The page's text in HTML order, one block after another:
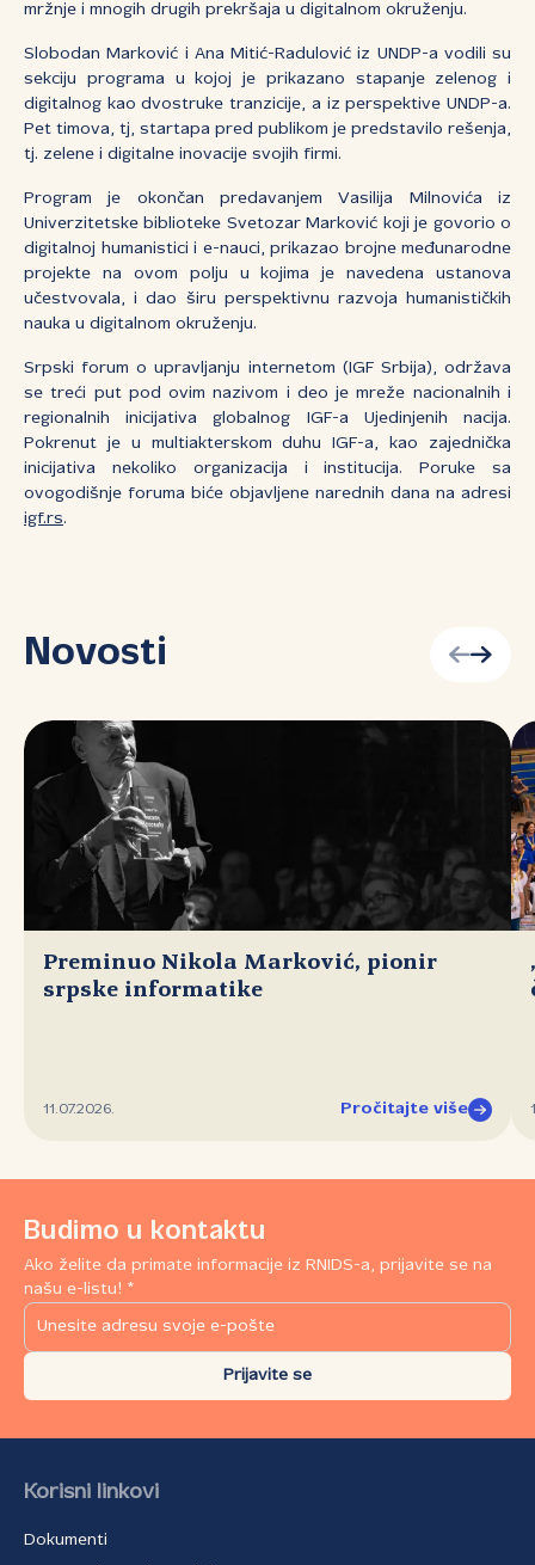
mržnje i mnogih drugih prekršaja u digitalnom okruženju.
Slobodan Marković i Ana Mitić-Radulović iz UNDP-a vodili su
sekciju programa u kojoj je prikazano stapanje zelenog i
digitalnog kao dvostruke tranzicije, a iz perspektive UNDP-a.
Pet timova, tj, startapa pred publikom je predstavilo rešenja,
tj. zelene i digitalne inovacije svojih firmi.
Program je okončan predavanjem Vasilija Milnovića iz
Univerzitetske biblioteke Svetozar Marković koji je govorio o
digitalnoj humanistici i e-nauci, prikazao brojne međunarodne
projekte na ovom polju u kojima je navedena ustanova
učestvovala, i dao širu perspektivnu razvoja humanističkih
nauka u digitalnom okruženju.
Srpski forum o upravljanju internetom (IGF Srbija), održava
se treći put pod ovim nazivom i deo je mreže nacionalnih i
regionalnih inicijativa globalnog IGF-a Ujedinjenih nacija.
Pokrenut je u multiakterskom duhu IGF-a, kao zajednička
inicijativa nekoliko organizacija i institucija. Poruke sa
ovogodišnje foruma biće objavljene narednih dana na adresi
igf.rs.
Novosti
Preminuo Nikola Marković, pionir
srpske informatike
11.07.2026. Pročitajte više
Budimo u kontaktu
Ako želite da primate informacije iz RNIDS-a, prijavite se na
našu e-listu! *
Prijavite se
Korisni linkovi
Dokumenti